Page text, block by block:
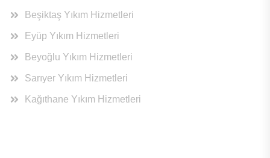
Beşiktaş Yıkım Hizmetleri
Eyüp Yıkım Hizmetleri
Beyoğlu Yıkım Hizmetleri
Sarıyer Yıkım Hizmetleri
Kağıthane Yıkım Hizmetleri